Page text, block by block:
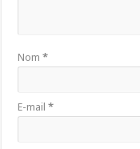
Nom*
E-mail*